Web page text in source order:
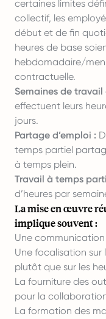
certaines limites
collectif, les
début et de fin
heures de base
hebdomadaire/
contractuelle.
Semaines de travail
effectuent leurs
jours.
Partage d’emploi :
temps partiel
à temps plein.
Travail à temps
d’heures par
La mise en œuvre
implique souvent :
Une
Une focalisation
plutôt que sur les
La fourniture des
pour la
La formation des